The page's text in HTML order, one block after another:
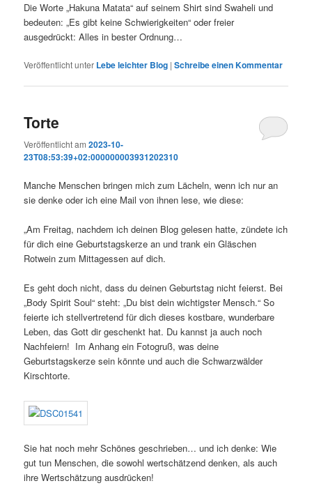
Die Worte „Hakuna Matata“ auf seinem Shirt sind Swaheli und
bedeuten: „Es gibt keine Schwierigkeiten“ oder freier
ausgedrückt: Alles in bester Ordnung…
Veröffentlicht unter Lebe leichter Blog |Schreibe einen Kommentar
Torte
Veröffentlicht am2023-10-
23T08:53:39+02:000000003931202310
Manche Menschen bringen mich zum Lächeln, wenn ich nur an
sie denke oder ich eine Mail von ihnen lese, wie diese:
„Am Freitag, nachdem ich deinen Blog gelesen hatte, zündete ich
für dich eine Geburtstagskerze an und trank ein Gläschen
Rotwein zum Mittagessen auf dich.
Es geht doch nicht, dass du deinen Geburtstag nicht feierst. Bei
„Body Spirit Soul“ steht: „Du bist dein wichtigster Mensch.“ So
feierte ich stellvertretend für dich dieses kostbare, wunderbare
Leben, das Gott dir geschenkt hat. Du kannst ja auch noch
Nachfeiern! Im Anhang ein Fotogruß, was deine
Geburtstagskerze sein könnte und auch die Schwarzwälder
Kirschtorte.
Sie hat noch mehr Schönes geschrieben… und ich denke: Wie
gut tun Menschen, die sowohl wertschätzend denken, als auch
ihre Wertschätzung ausdrücken!